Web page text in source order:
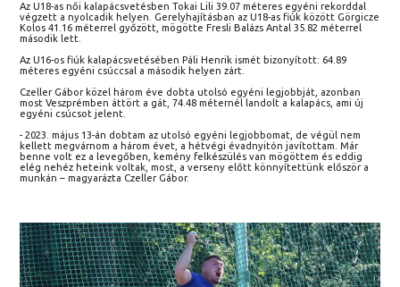
Az U18-as női kalapácsvetésben Tokai Lili 39.07 méteres egyéni rekorddal
végzett a nyolcadik helyen. Gerelyhajításban az U18-as fiúk között Görgicze
Kolos 41.16 méterrel győzött, mögötte Fresli Balázs Antal 35.82 méterrel
második lett.
Az U16-os fiúk kalapácsvetésében Páli Henrik ismét bizonyított: 64.89
méteres egyéni csúccsal a második helyen zárt.
Czeller Gábor közel három éve dobta utolsó egyéni legjobbját, azonban
most Veszprémben áttört a gát, 74.48 méternél landolt a kalapács, ami új
egyéni csúcsot jelent.
- 2023. május 13-án dobtam az utolsó egyéni legjobbomat, de végül nem
kellett megvárnom a három évet, a hétvégi évadnyitón javítottam. Már
benne volt ez a levegőben, kemény felkészülés van mögöttem és eddig
elég nehéz heteink voltak, most, a verseny előtt könnyítettünk először a
munkán – magyarázta Czeller Gábor.